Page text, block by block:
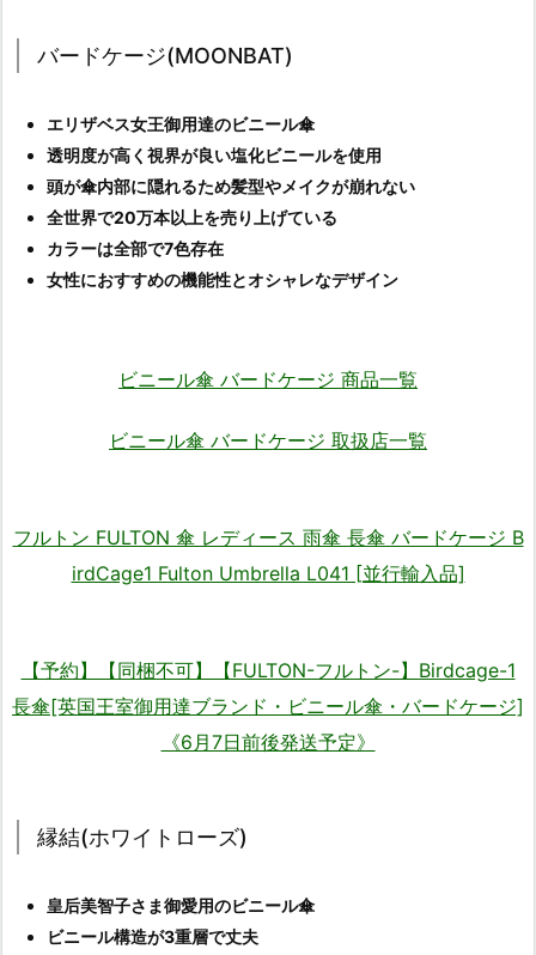
バードケージ(MOONBAT)
エリザベス女王御用達のビニール傘
透明度が高く視界が良い塩化ビニールを使用
頭が傘内部に隠れるため髪型やメイクが崩れない
全世界で20万本以上を売り上げている
カラーは全部で7色存在
女性におすすめの機能性とオシャレなデザイン
ビニール傘 バードケージ 商品一覧
ビニール傘 バードケージ 取扱店一覧
フルトン FULTON 傘 レディース 雨傘 長傘 バードケージ B
irdCage1 Fulton Umbrella L041 [並行輸入品]
【予約】【同梱不可】【FULTON-フルトン-】Birdcage-1
長傘[英国王室御用達ブランド・ビニール傘・バードケージ]
《6月7日前後発送予定》
縁結(ホワイトローズ)
皇后美智子さま御愛用のビニール傘
ビニール構造が3重層で丈夫